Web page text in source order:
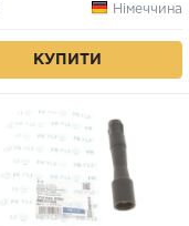
Німеччина
КУПИТИ